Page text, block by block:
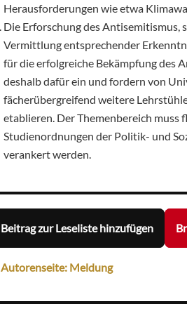
Herausforderungen wie etwa
Die Erforschung des Antisemitismus,
Vermittlung entsprechender
für die erfolgreiche Bekämpfung des
deshalb dafür ein und fordern von
fächerübergreifend weitere
etablieren. Der Themenbereich muss
Studienordnungen der Politik- und
verankert werden.
Beitrag zur Leseliste hinzufügen
Autorenseite: Meldung